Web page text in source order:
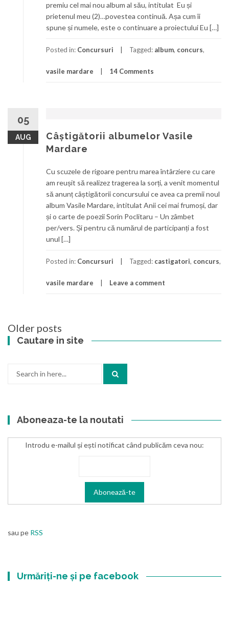
premiu cel mai nou album al său, intitulat Eu și
prietenul meu (2)…povestea continuă. Așa cum îi
spune și numele, este o continuare a proiectului Eu […]
Posted in: Concursuri Tagged: album, concurs,
vasile mardare 14 Comments
05
AUG
Câștigătorii albumelor Vasile
Mardare
Cu scuzele de rigoare pentru marea întârziere cu care
am reușit să realizez tragerea la sorți, a venit momentul
să anunț câștigătorii concursului ce avea ca premii noul
album Vasile Mardare, intitulat Anii cei mai frumoși, dar
și o carte de poezii Sorin Poclitaru – Un zâmbet
per/vers. Și pentru că numărul de participanți a fost
unul […]
Posted in: Concursuri Tagged: castigatori, concurs,
vasile mardare Leave a comment
Posts
navigation
Older posts
Cautare in site
Aboneaza-te la noutati
Introdu e-mailul și ești notificat când publicăm ceva nou:
sau pe RSS
Urmăriți-ne și pe facebook